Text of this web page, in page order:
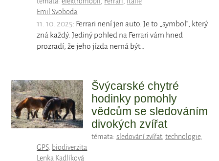
Emil Svoboda
11. 10. 2025: Ferrari není jen auto. Je to „symbol“, který
zná každý. Jediný pohled na Ferrari vám hned
prozradí, že jeho jízda nemá být…
Švýcarské chytré
hodinky pomohly
vědcům se sledováním
divokých zvířat
témata: sledování zvířat, technologie,
GPS, biodiverzita
Lenka Kadlíková